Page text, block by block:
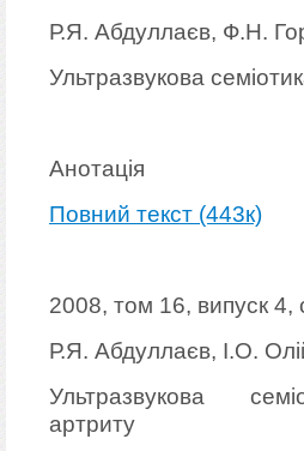
Р.Я. Абдуллаєв, Ф.Н.
Ультразвукова
Анотація
Повний текст (443к)
2008, том 16, випуск 4,
Р.Я. Абдуллаєв, І.О.
Ультразвукова
артриту